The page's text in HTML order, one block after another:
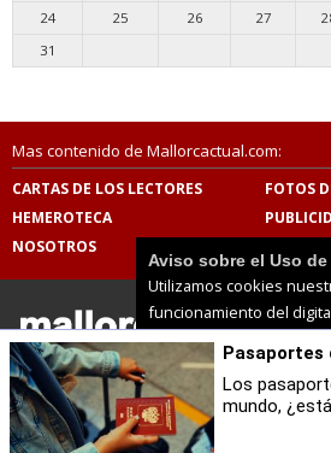
24
25 26 27
31
Mas contenido de Mallorcactual.com:
CARTAS DE LOS LECTORES
FOTOS
HEMEROTECA
NOSOTROS
Mallorcactual.com | Términos de uso|
datos
© 2026 | Todos los derechos reservados
Aviso sobre el Uso
Utilizamos cookies
funcionamiento del
lista de cookies y como
nuestra Política de
Aceptar Cookies
Pasaportes
Los
mundo,